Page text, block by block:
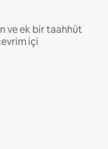
ve ek bir taahhüt
içi